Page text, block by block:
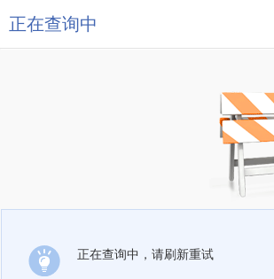
正在查询中
正在查询中，请刷新重试